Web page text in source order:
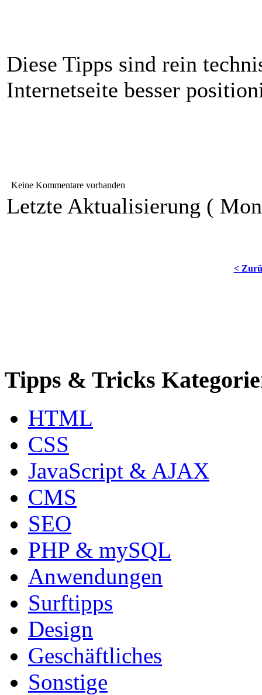
Diese Tipps sind rein
Internetseite besser
Keine Kommentare vorhanden
Letzte Aktualisierung (
<
Tipps & Tricks
HTML
CSS
JavaScript & AJAX
CMS
SEO
PHP & mySQL
Anwendungen
Surftipps
Design
Geschäftliches
Sonstige